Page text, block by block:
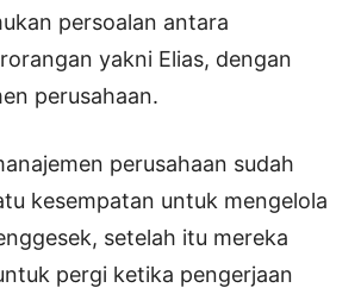
persoalan antara
yakni Elias, dengan
perusahaan.
perusahaan sudah
kesempatan untuk mengelola
setelah itu mereka
pergi ketika pengerjaan